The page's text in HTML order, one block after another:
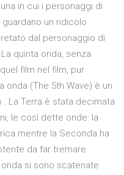
in cui i personaggi di
un ridicolo
dal personaggio di
quinta onda, senza
film nel film, pur
onda (The 5th Wave) è un
La Terra è stata decimata
le così dette onde: la
mentre la Seconda ha
da far tremare
onda si sono scatenate